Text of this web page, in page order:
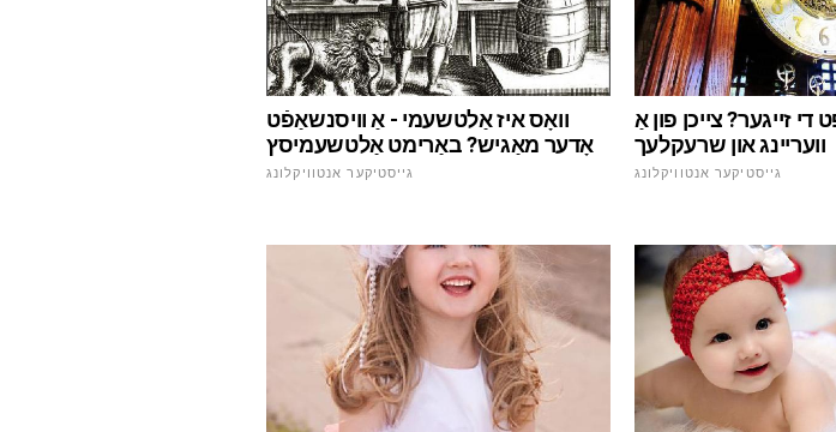
וואָס איז אַלטשעמי - אַ וויסנשאַפֿט
אָדער מאַגיש? באַרימט אַלטשעמיסץ
גייסטיקער אנטוויקלונג
זייגער? צייכן פון אַ
וועריינג און שרעקלעך
גייסטיקער אנטוויקלונג